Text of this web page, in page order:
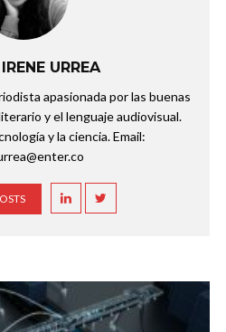
URREA
apasionada por las buenas
y el lenguaje audiovisual.
y la ciencia. Email: